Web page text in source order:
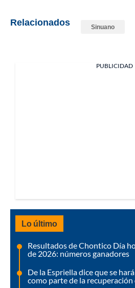
Relacionados Sinuano
PUBLICIDAD
Lo último
Resultados de Chontico Día
de 2026: números ganadores
De la Espriella dice que se
como parte de la